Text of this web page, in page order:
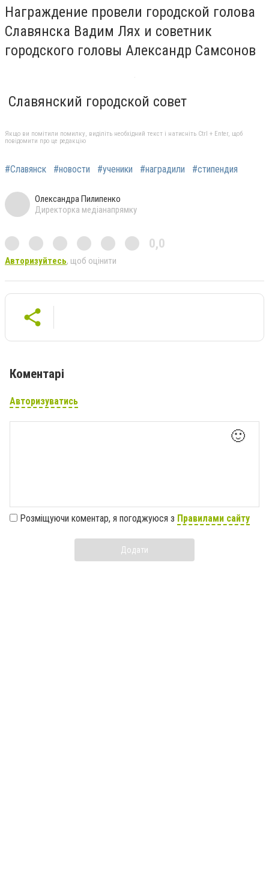
Награждение провели городской голова
Славянска Вадим Лях и советник
городского головы Александр Самсонов
Славянский городской совет
Якщо ви помітили помилку, виділіть необхідний текст і натисніть Ctrl + Enter, щоб
повідомити про це редакцію
#Славянск #новости #ученики #наградили #стипендия
Олександра Пилипенко
Директорка медіанапрямку
0,0
Авторизуйтесь, щоб оцінити
Коментарі
Авторизуватись
🙂
Розміщуючи коментар, я погоджуюся з Правилами сайту
Додати